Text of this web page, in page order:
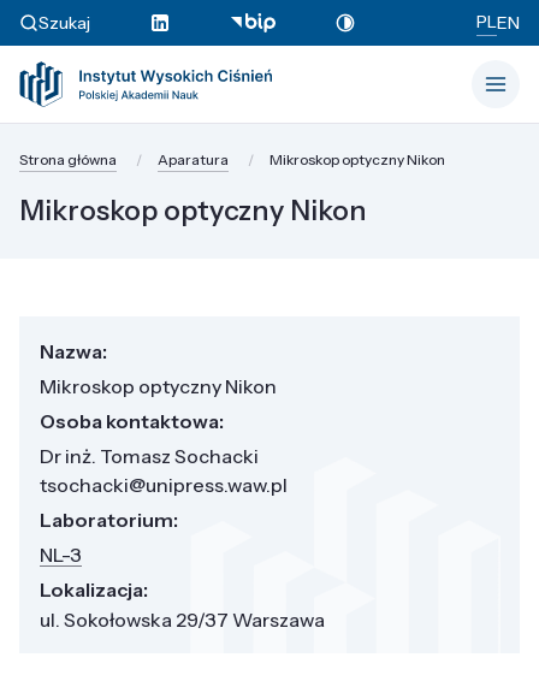
Szukaj PLEN
Strona główna Aparatura Mikroskop optyczny Nikon
Mikroskop optyczny Nikon
Nazwa:
Mikroskop optyczny Nikon
Osoba kontaktowa:
Dr inż. Tomasz Sochacki
tsochacki@unipress.waw.pl
Laboratorium:
NL-3
Lokalizacja:
ul. Sokołowska 29/37 Warszawa